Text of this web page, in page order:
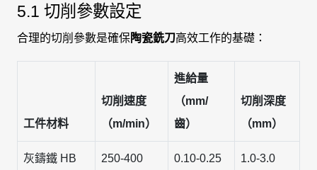
5.1 切削參數設定
合理的切削參數是確保陶瓷銑刀高效工作的基礎：
工件材料
切削速度
（m/min）
進給量
（mm/
齒）
切削深度
（mm）
灰鑄鐵 HB
250-400 0.10-0.25 1.0-3.0